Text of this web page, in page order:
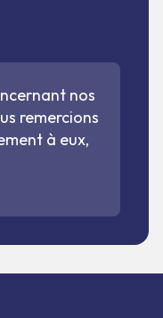
nos
remercions
à eux,